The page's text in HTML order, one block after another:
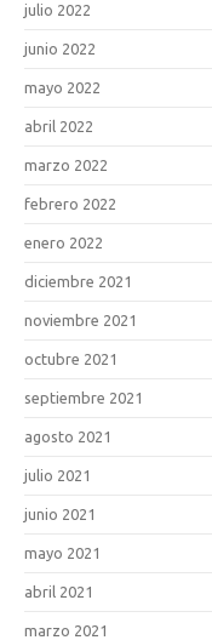
julio 2022
junio 2022
mayo 2022
abril 2022
marzo 2022
febrero 2022
enero 2022
diciembre 2021
noviembre 2021
octubre 2021
septiembre 2021
agosto 2021
julio 2021
junio 2021
mayo 2021
abril 2021
marzo 2021